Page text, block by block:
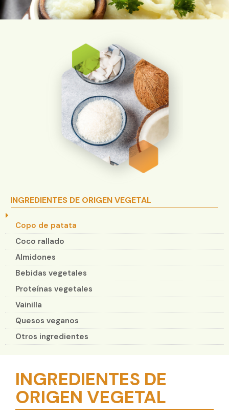
INGREDIENTES DE ORIGEN VEGETAL
Copo de patata
Coco rallado
Almidones
Bebidas vegetales
Proteínas vegetales
Vainilla
Quesos veganos
Otros ingredientes
INGREDIENTES DE
ORIGEN VEGETAL